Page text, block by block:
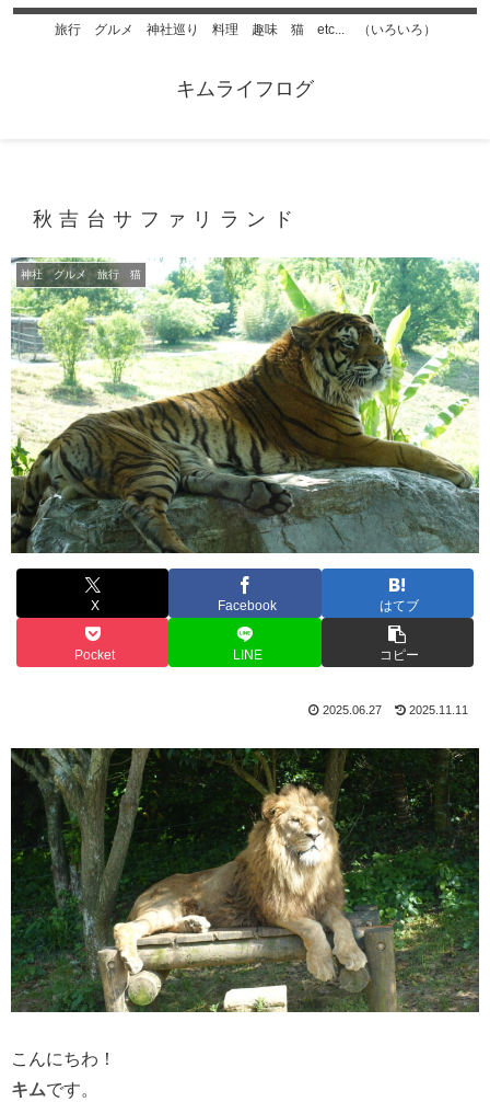
旅行 グルメ 神社巡り 料理 趣味 猫 etc... （いろいろ）
キムライフログ
秋吉台サファリランド
神社 グルメ 旅行 猫
X Facebook はてブ
Pocket LINE コピー
2025.06.27 2025.11.11
こんにちわ！
キムです。